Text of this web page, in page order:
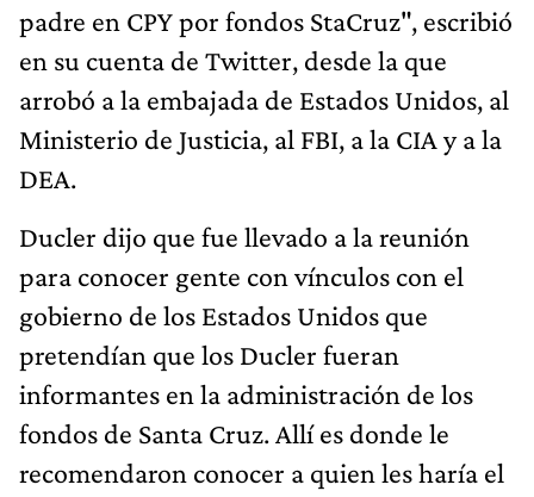
padre en CPY por fondos StaCruz", escribió
en su cuenta de Twitter, desde la que
arrobó a la embajada de Estados Unidos, al
Ministerio de Justicia, al FBI, a la CIA y a la
DEA.
Ducler dijo que fue llevado a la reunión
para conocer gente con vínculos con el
gobierno de los Estados Unidos que
pretendían que los Ducler fueran
informantes en la administración de los
fondos de Santa Cruz. Allí es donde le
recomendaron conocer a quien les haría el